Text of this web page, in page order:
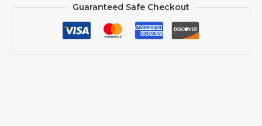
z
Guaranteed Safe Checkout